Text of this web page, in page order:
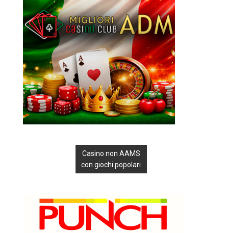
Casino non AAMS
con giochi popolari